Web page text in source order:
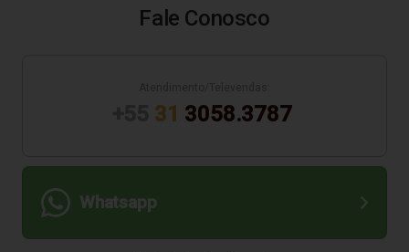
Fale Conosco
31 3058.3787
Whatsapp